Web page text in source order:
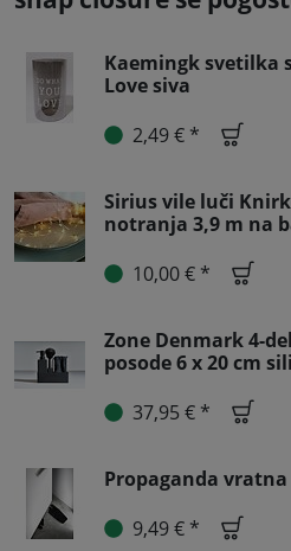
Kaemingk svetilka
Love siva
2,49 € *
Sirius vile luči
notranja 3,9 m na
10,00 € *
Zone Denmark 4-
posode 6 x 20 cm
37,95 € *
Propaganda
9,49 € *